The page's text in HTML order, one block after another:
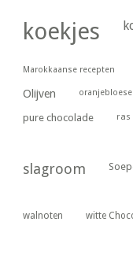
koekjes
Marokkaanse recepten
Olijven
pure chocolade ras
slagroom
walnoten witte